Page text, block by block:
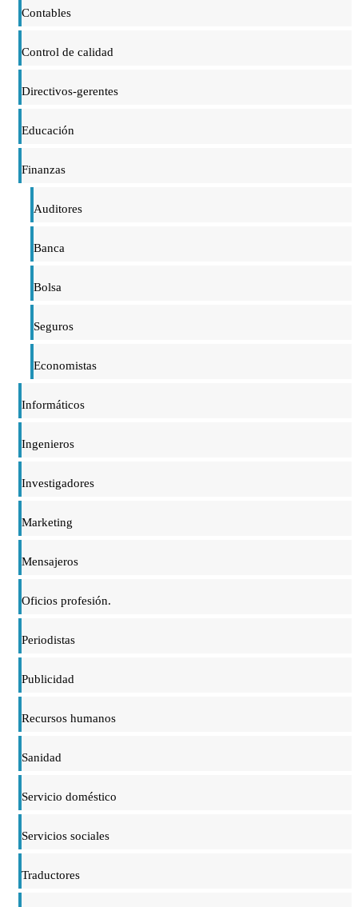
Contables
Control de calidad
Directivos-gerentes
Educación
Finanzas
Auditores
Banca
Bolsa
Seguros
Economistas
Informáticos
Ingenieros
Investigadores
Marketing
Mensajeros
Oficios profesión.
Periodistas
Publicidad
Recursos humanos
Sanidad
Servicio doméstico
Servicios sociales
Traductores